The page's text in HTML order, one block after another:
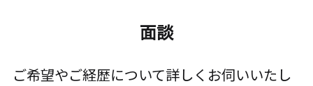
面談
ご希望やご経歴について詳しくお伺いいたし